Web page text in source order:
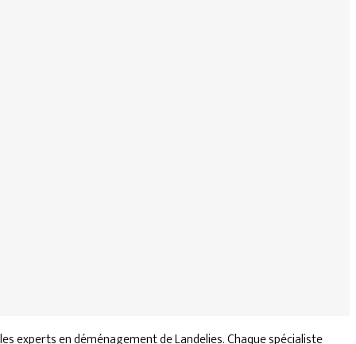
experts en déménagement de Landelies. Chaque spécialiste